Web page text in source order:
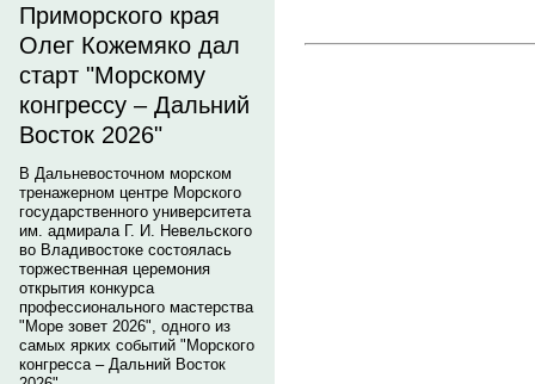
Приморского края
Олег Кожемяко дал
старт "Морскому
конгрессу – Дальний
Восток 2026"
В Дальневосточном морском
тренажерном центре Морского
государственного университета
им. адмирала Г. И. Невельского
во Владивостоке состоялась
торжественная церемония
открытия конкурса
профессионального мастерства
"Море зовет 2026", одного из
самых ярких событий "Морского
конгресса – Дальний Восток